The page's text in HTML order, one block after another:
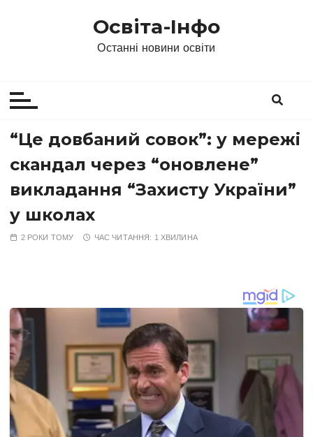
Освіта-Інфо
Останні новини освіти
“Це довбаний совок”: у мережі
скандал через “оновлене”
викладання “Захисту України”
у школах
2 РОКИ ТОМУ ЧАС ЧИТАННЯ: 1 ХВИЛИНА